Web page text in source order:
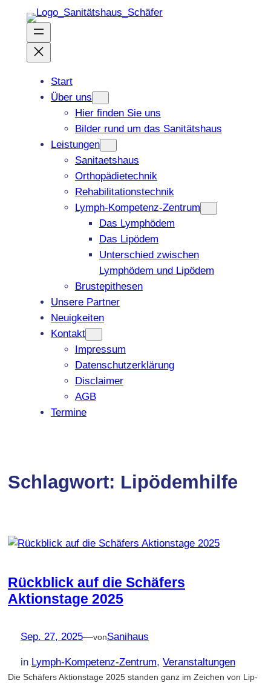
Inhalt
springen
Start
Über uns
Hier finden Sie uns
Bilder rund um das Sanitätshaus
Leistungen
Sanitaetshaus
Orthopädietechnik
Rehabilitationstechnik
Lymph-Kompetenz-Zentrum
Das Lymphödem
Das Lipödem
Unterschied zwischen
Lymphödem und Lipödem
Brustepithesen
Unsere Partner
Neuigkeiten
Kontakt
Impressum
Datenschutzerklärung
Disclaimer
AGB
Termine
Schlagwort: Lipödemhilfe
Rückblick auf die Schäfers
Aktionstage 2025
Sep. 27, 2025—vonSanihaus
in Lymph-Kompetenz-Zentrum, Veranstaltungen
Die Schäfers Aktionstage 2025 standen ganz im Zeichen von Lip-